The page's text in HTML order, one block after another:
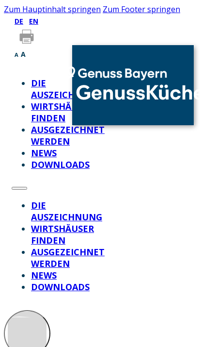
Zum Hauptinhalt springen Zum Footer springen
DE EN
A A
DIE
AUSZEICHNUNG
WIRTSHÄUSER
FINDEN
AUSGEZEICHNET
WERDEN
NEWS
DOWNLOADS
DIE
AUSZEICHNUNG
WIRTSHÄUSER
FINDEN
AUSGEZEICHNET
WERDEN
NEWS
DOWNLOADS